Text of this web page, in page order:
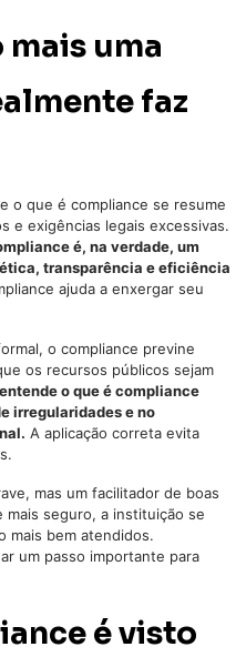
uma
faz
o que é compliance se resume
e exigências legais excessivas.
é, na verdade, um
transparência e eficiência
ajuda a enxergar seu
o compliance previne
os recursos públicos sejam
o que é compliance
irregularidades e no
A aplicação correta evita
mas um facilitador de boas
seguro, a instituição se
mais bem atendidos.
um passo importante para
é visto